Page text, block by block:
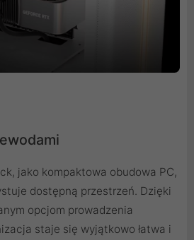
jako kompaktowa obudowa PC,
dostępną przestrzeń. Dzięki
opcjom prowadzenia
staje się wyjątkowo łatwa i